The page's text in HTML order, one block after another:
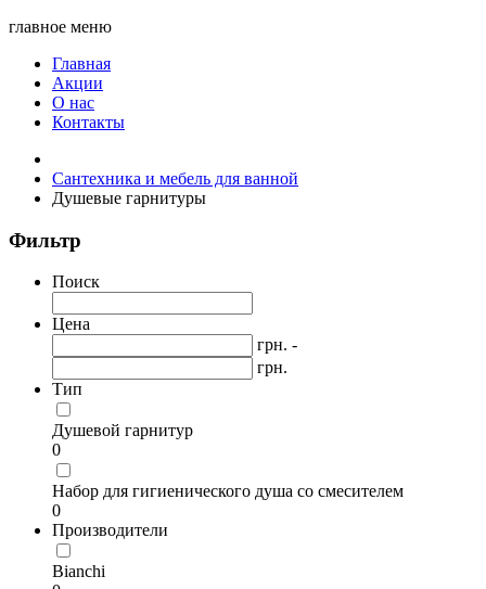
главное меню
Главная
Акции
О нас
Контакты
Сантехника и мебель для ванной
Душевые гарнитуры
Фильтр
Поиск
Цена
грн. -
грн.
Тип
Душевой гарнитур
0
Набор для гигиенического душа со смесителем
0
Производители
Bianchi